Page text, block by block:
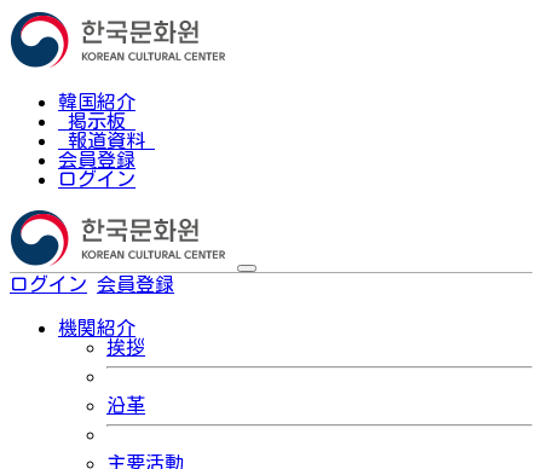
韓国紹介
掲示板
報道資料
会員登録
ログイン
ログイン 会員登録
機関紹介
挨拶
沿革
主要活動